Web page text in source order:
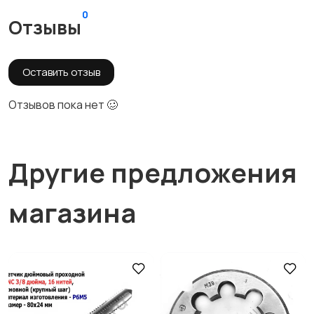
Отзывы
0
Оставить отзыв
Отзывов пока нет 🥴
Другие предложения
магазина